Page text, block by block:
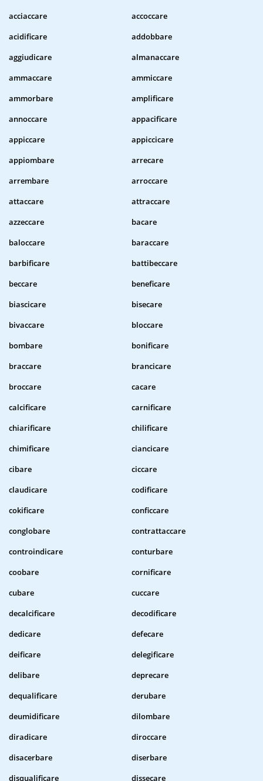
acciaccare
accoccare
acidificare
addobbare
aggiudicare
almanaccare
ammaccare
ammiccare
ammorbare
amplificare
annoccare
appacificare
appiccare
appiccicare
appiombare
arrecare
arrembare
arroccare
attaccare
attraccare
azzeccare
bacare
baloccare
baraccare
barbificare
battibeccare
beccare
beneficare
biascicare
bisecare
bivaccare
bloccare
bombare
bonificare
braccare
brancicare
broccare
cacare
calcificare
carnificare
chiarificare
chilificare
chimificare
ciancicare
cibare
ciccare
claudicare
codificare
cokificare
conficcare
conglobare
contrattaccare
controindicare
conturbare
coobare
cornificare
cubare
cuccare
decalcificare
decodificare
dedicare
defecare
deificare
delegificare
delibare
deprecare
dequalificare
derubare
deumidificare
dilombare
diradicare
diroccare
disacerbare
diserbare
disqualificare
dissecare